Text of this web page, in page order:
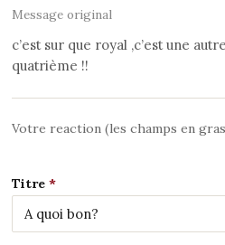
Message original
c’est sur que royal ,c’est une
quatrième !!
Votre reaction (les champs en
Titre